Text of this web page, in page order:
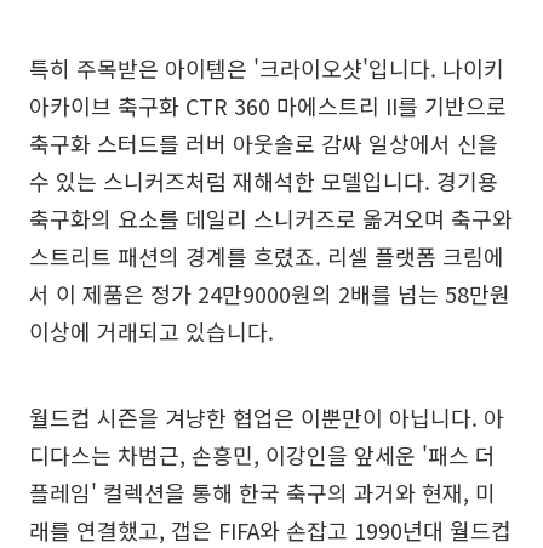
특히 주목받은 아이템은 '크라이오샷'입니다. 나이키
아카이브 축구화 CTR 360 마에스트리 II를 기반으로
축구화 스터드를 러버 아웃솔로 감싸 일상에서 신을
수 있는 스니커즈처럼 재해석한 모델입니다. 경기용
축구화의 요소를 데일리 스니커즈로 옮겨오며 축구와
스트리트 패션의 경계를 흐렸죠. 리셀 플랫폼 크림에
서 이 제품은 정가 24만9000원의 2배를 넘는 58만원
이상에 거래되고 있습니다.
월드컵 시즌을 겨냥한 협업은 이뿐만이 아닙니다. 아
디다스는 차범근, 손흥민, 이강인을 앞세운 '패스 더
플레임' 컬렉션을 통해 한국 축구의 과거와 현재, 미
래를 연결했고, 갭은 FIFA와 손잡고 1990년대 월드컵